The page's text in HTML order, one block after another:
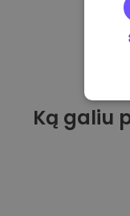
Ką galiu